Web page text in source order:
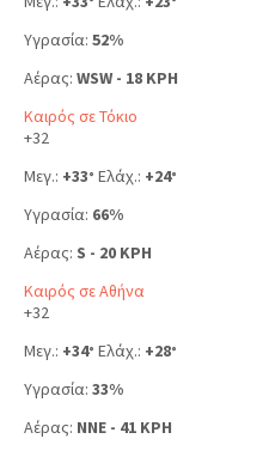
Υγρασία: 52%
Αέρας: WSW - 18 KPH
Καιρός σε Τόκιο
+32
Μεγ.: +33° Ελάχ.: +24°
Υγρασία: 66%
Αέρας: S - 20 KPH
Καιρός σε Αθήνα
+32
Μεγ.: +34° Ελάχ.: +28°
Υγρασία: 33%
Αέρας: NNE - 41 KPH